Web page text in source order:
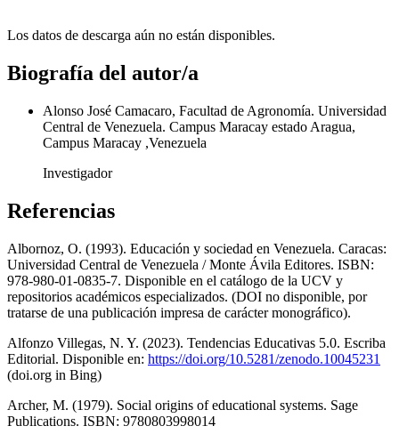
Los datos de descarga aún no están disponibles.
Biografía del autor/a
Alonso José Camacaro, Facultad de Agronomía. Universidad
Central de Venezuela. Campus Maracay estado Aragua,
Campus Maracay ,Venezuela
Investigador
Referencias
Albornoz, O. (1993). Educación y sociedad en Venezuela. Caracas:
Universidad Central de Venezuela / Monte Ávila Editores. ISBN:
978-980-01-0835-7. Disponible en el catálogo de la UCV y
repositorios académicos especializados. (DOI no disponible, por
tratarse de una publicación impresa de carácter monográfico).
Alfonzo Villegas, N. Y. (2023). Tendencias Educativas 5.0. Escriba
Editorial. Disponible en: https://doi.org/10.5281/zenodo.10045231
(doi.org in Bing)
Archer, M. (1979). Social origins of educational systems. Sage
Publications. ISBN: 9780803998014